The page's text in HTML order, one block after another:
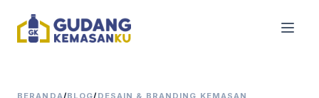
BERANDA/BLOG/ DESAIN & BRANDING KEMASAN